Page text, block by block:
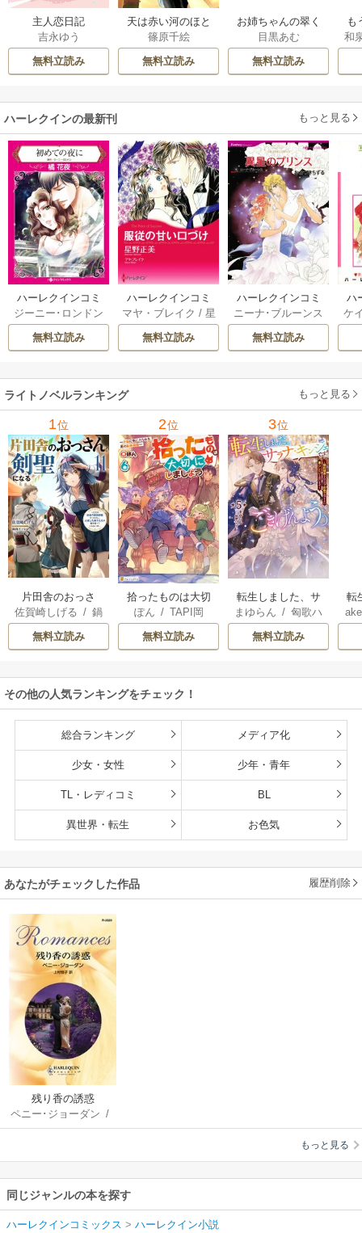
主人恋日記
吉永ゆう
無料立読み
天は赤い河のほと
り
篠原千絵
無料立読み
お姉ちゃんの翠く
ん
目黒あむ
無料立読み
も
離
和
ハーレクインの最新刊 もっと見る
ハーレクインコミ
ックス セット 202
6年 vol.1064 1巻
ジーニー･ロンドン
橘花夜 / メアリ
ー･ライアンズ
ーガン/星合操/ア
ン･ウィール/ 津寺
里可子
無料立読み
ハーレクインコミ
ックス セット 202
6年 vol.1002 1巻
マヤ・ブレイク / 星
野正美/
ヘレン･ブ
ルックス/のわきね
ウェイ/一重夕子
無料立読み
ハーレクインコミ
ックス セット 202
6年 vol.1063 1巻
ニーナ･ブルーンス
おおつきちずる
レベッカ･ヨーク
ーディ/海野みつる
サラ･ウッド/流
水凛子
無料立読み
ハ
ッ
ケ
ザ
ライトノベルランキング もっと見る
1位
片田舎のおっさ
ん、剣聖になる
～ただの田舎の剣
術師範だったの
たちが俺を放って
くれない件～
佐賀崎しげる /鍋
島テツヒロ
無料立読み
2位
拾ったものは大切
にしましょう ～子
狼に気に入られた
男の転移物語～
ぽん / TAPI岡
無料立読み
3位
転生しました、サ
ラナ・キンジェで
す。ごきげんよ
う。
まゆらん /匈歌ハ
トリ
無料立読み
転
帝
その他の人気ランキングをチェック！
総合ランキング メディア化
少女・女性 少年・青年
TL・レディコミ BL
異世界・転生 お色気
あなたがチェックした作品 履歴削除
残り香の誘惑
ペニー･ジョーダン /
上村悦子
もっと見る
同じジャンルの本を探す
ハーレクインコミックス > ハーレクイン小説